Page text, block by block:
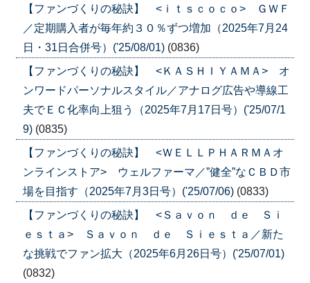
【ファンづくりの秘訣】 <ｉｔｓｃｏｃｏ> ＧＷＦ
／定期購入者が毎年約３０％ずつ増加（2025年7月24
日・31日合併号）('25/08/01) (0836)
【ファンづくりの秘訣】 <ＫＡＳＨＩＹＡＭＡ> オ
ンワードパーソナルスタイル／アナログ広告や導線工
夫でＥＣ化率向上狙う（2025年7月17日号）('25/07/1
9) (0835)
【ファンづくりの秘訣】 <ＷＥＬＬＰＨＡＲＭＡオ
ンラインストア> ウェルファーマ／”健全”なＣＢＤ市
場を目指す（2025年7月3日号）('25/07/06) (0833)
【ファンづくりの秘訣】 <Ｓａｖｏｎ ｄｅ Ｓｉ
ｅｓｔａ> Ｓａｖｏｎ ｄｅ Ｓｉｅｓｔａ／新た
な挑戦でファン拡大（2025年6月26日号）('25/07/01)
(0832)